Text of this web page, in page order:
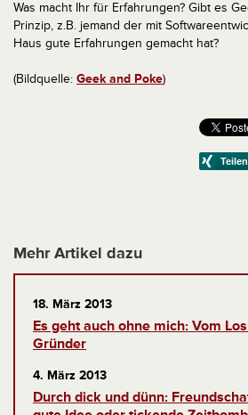
Was macht Ihr für Erfahrungen? Gibt es
Prinzip, z.B. jemand der mit
Haus gute Erfahrungen gemacht hat?
(Bildquelle: Geek and Poke)
Mehr Artikel dazu
18. März 2013
Es geht auch ohne mich: Vom
Gründer
4. März 2013
Durch dick und dünn: